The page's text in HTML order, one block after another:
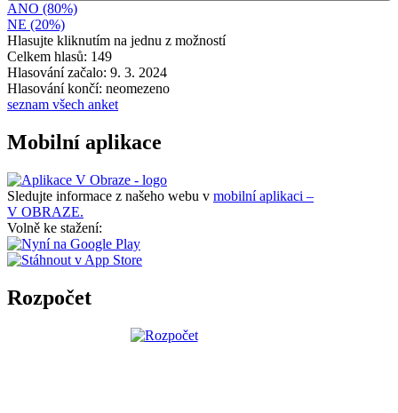
ANO (80%)
NE (20%)
Hlasujte kliknutím na jednu z možností
Celkem hlasů: 149
Hlasování začalo: 9. 3. 2024
Hlasování končí: neomezeno
seznam všech anket
Mobilní aplikace
Sledujte informace z našeho webu v mobilní aplikaci –
V OBRAZE.
Volně ke stažení:
Rozpočet